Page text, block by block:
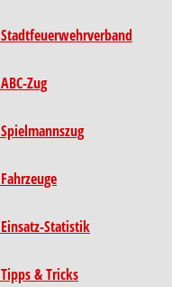
Stadt­feuer­wehr­verband
ABC-Zug
Spielmannszug
Fahrzeuge
Einsatz-Statistik
Tipps & Tricks